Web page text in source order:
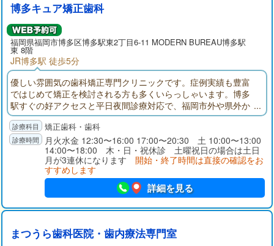
博多キュア矯正歯科
福岡県福岡市博多区博多駅東2丁目6-11 MODERN BUREAU博多駅
東 8階
JR博多駅 徒歩5分
優しい雰囲気の歯科矯正専門クリニックです。症例実績も豊富
ではじめて矯正を検討される方も多くいらっしゃいます。博多
駅すぐの好アクセスと平日夜間診療対応で、福岡市外や県外か
らの学生やビジネスマンからも選ばれています。またグループ
内無料転院制度と見えない裏側矯正に特化していることから、
働きながらの矯正治療も効率的に通院いただけるので安心して
治療できるのも当院の特徴です。
矯正歯科・歯科
月火水金 12:30〜16:00 17:00〜20:30 土 10:00〜13:00
14:00〜18:00 木・日・祝休診 土曜祝日の場合は土日
月が3連休になります 開始・終了時間は直接の確認をお
すすめします
詳細を見る
まつうら歯科医院・歯内療法専門室